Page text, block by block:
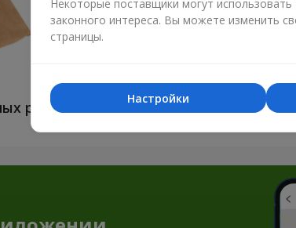
роз"
Все фото
Некоторые поставщики могут
законного интереса. Вы можете изменить
страницы.
Настройки